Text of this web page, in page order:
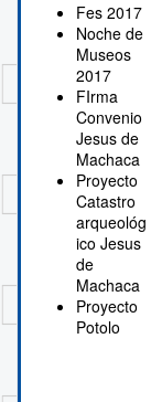
Fes 2017
Noche de
Museos
2017
FIrma
Convenio
Jesus de
Machaca
Proyecto
Catastro
arqueológ
ico Jesus
de
Machaca
Proyecto
Potolo